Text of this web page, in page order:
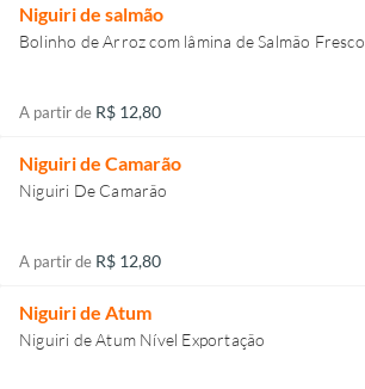
Niguiri de salmão
Bolinho de Arroz com lâmina de Salmão Fresco
A partir de R$ 12,80
Niguiri de Camarão
Niguiri De Camarão
A partir de R$ 12,80
Niguiri de Atum
Niguiri de Atum Nível Exportação